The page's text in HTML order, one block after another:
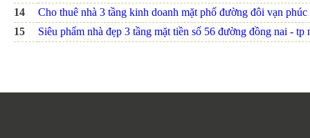
14
Cho thuê nhà 3 tầng kinh doanh mặt phố đường đôi vạn phúc
15
Siêu phẩm nhà đẹp 3 tầng mặt tiền số 56 đường đồng nai - tp